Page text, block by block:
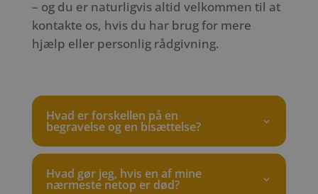
– og du er naturligvis altid velkommen til at
kontakte os, hvis du har brug for mere
hjælp eller personlig rådgivning.
Hvad er forskellen på en
begravelse og en bisættelse?
Hvad gør jeg, hvis en af mine
nærmeste netop er død?